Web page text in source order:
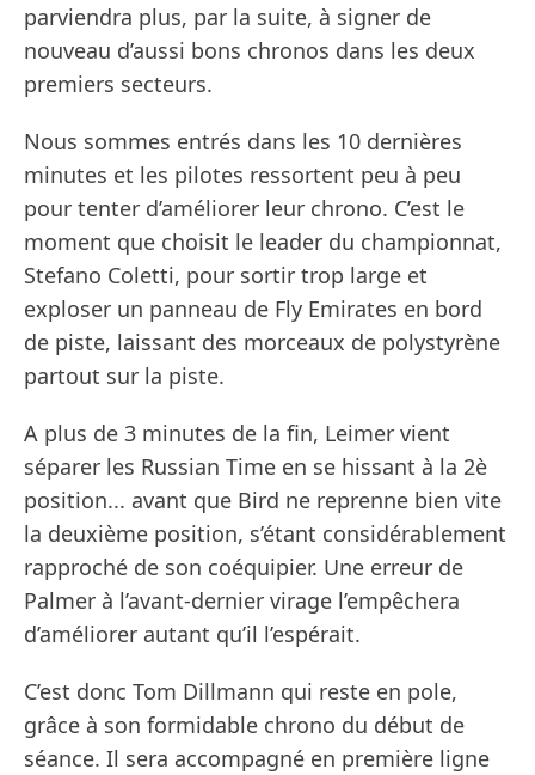
parviendra plus, par la suite, à signer de
nouveau d’aussi bons chronos dans les deux
premiers secteurs.
Nous sommes entrés dans les 10 dernières
minutes et les pilotes ressortent peu à peu
pour tenter d’améliorer leur chrono. C’est le
moment que choisit le leader du championnat,
Stefano Coletti, pour sortir trop large et
exploser un panneau de Fly Emirates en bord
de piste, laissant des morceaux de polystyrène
partout sur la piste.
A plus de 3 minutes de la fin, Leimer vient
séparer les Russian Time en se hissant à la 2è
position... avant que Bird ne reprenne bien vite
la deuxième position, s’étant considérablement
rapproché de son coéquipier. Une erreur de
Palmer à l’avant-dernier virage l’empêchera
d’améliorer autant qu’il l’espérait.
C’est donc Tom Dillmann qui reste en pole,
grâce à son formidable chrono du début de
séance. Il sera accompagné en première ligne